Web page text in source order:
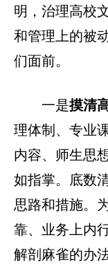
明，治理高校
和管理上的被
们面前。
一是摸清
理体制、专业
内容、师生思
如指掌。底数
思路和措施。
靠、业务上内
解剖麻雀的办